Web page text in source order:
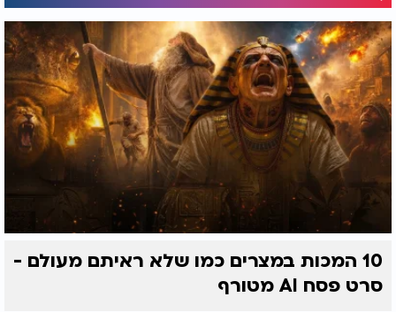
כולנו נשאבים לעולם המסכים ואפשר לומר שאנחנו
"גרים" ברשתות החברתיות. אני יכול להעיד גם על עצמי.
זה קצת פוגם בקשר האנושי
"נכון. אני יכול לומר שאומנם היום אני המנהל הרוחני של
הרשת הזו, אבל אין לי בה באמת מושג. עד לפני שנתיים
וחצי, שלוש, לפני שהפכתי להיות מנהל הרוחני של
הערוץ, לא היה לי כלל מושג מה זו הרשת הזו."
"היו לי כמה מורים טובים שהסבירו לי הכל על
הפלטפורמה, והבנו שדרכה אפשר להגיע לכל כך הרבה
האנושי, למגע, לדיבור, לחיבור. אני חושב שזו גם אחת
הבעיות של הדור שלנו. אם תסתכל דורות אחורה,
אנשים שלא חשבו אותו הדבר יכלו לחיות יחד, והיום זה
10 המכות במצרים כמו שלא ראיתם מעולם -
סרט פסח AI מטורף